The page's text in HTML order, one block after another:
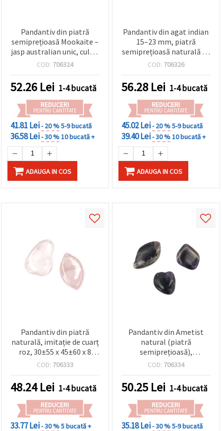
Pandantiv din piatră
semiprețioasă Mookaite –
jasp australian unic, culori
vibrante, 10–35 x 25–40
COD: 706324
52.26 Lei 1-4 bucată
REDUCERI
PENTRU CANTITATE
41.81 Lei- 20 %5-9 bucată
36.58 Lei- 30 %10 bucată +
ADAUGA IN COS
Pandantiv din agat indian
15–23 mm, piatră
semiprețioasă naturală de
vindecare, asortat
COD: 706326
56.28 Lei 1-4 bucată
REDUCERI
PENTRU CANTITATE
45.02 Lei- 20 %5-9 bucată
39.40 Lei- 30 %10 bucată +
ADAUGA IN COS
Pandantiv din piatră
naturală, imitație de cuarț
roz, 30±55 x 45±60 x 8
mm, asortat
COD: 706333
48.24Lei 1-4 bucată
REDUCERI
PENTRU CANTITATE
33.77 Lei- 30 %5 bucată +
Pandantiv din Ametist
natural (piatră
semiprețioasă),
22x33x35x53 mm, pentru
proiecte DIY
COD: 706334
50.25 Lei 1-4 bucată
REDUCERI
PENTRU CANTITATE
35.18 Lei- 30 %5-9 bucată